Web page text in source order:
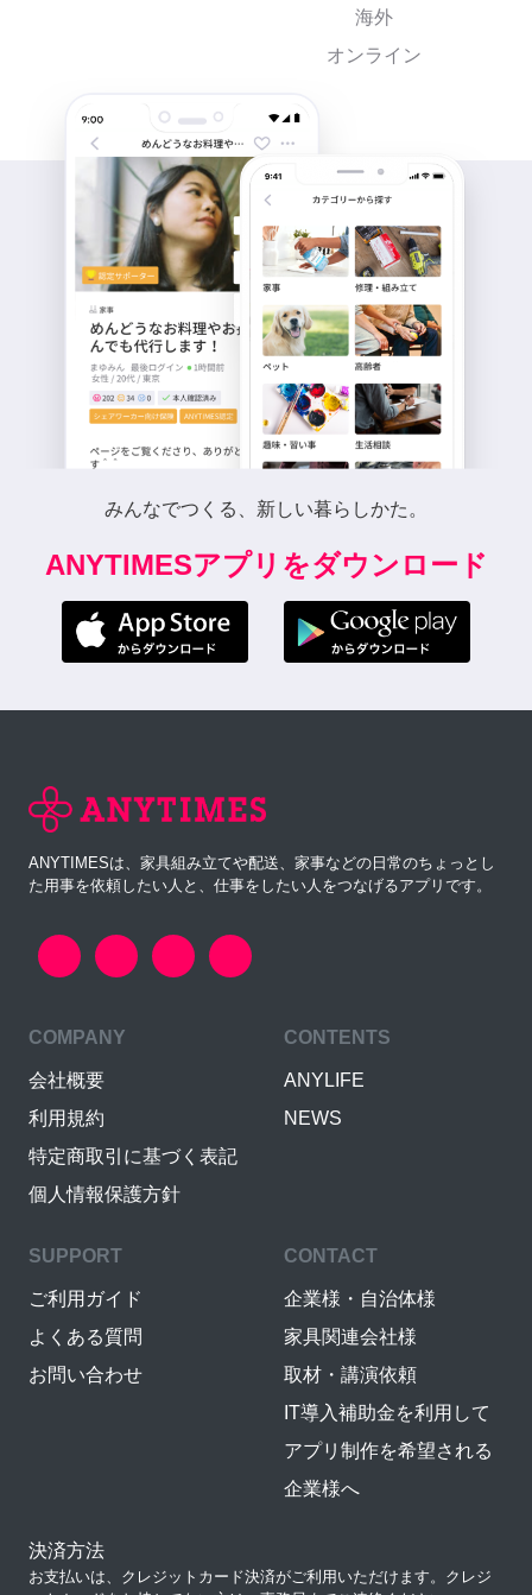
海外
オンライン
みんなでつくる、新しい暮らしかた。
ANYTIMESアプリをダウンロード
ANYTIMESは、家具組み立てや配送、家事などの日常のちょっとし
た用事を依頼したい人と、仕事をしたい人をつなげるアプリです。
COMPANY
会社概要
利用規約
特定商取引に基づく表記
個人情報保護方針
CONTENTS
ANYLIFE
NEWS
SUPPORT
ご利用ガイド
よくある質問
お問い合わせ
CONTACT
企業様・自治体様
家具関連会社様
取材・講演依頼
IT導入補助金を利用して
アプリ制作を希望される
企業様へ
決済方法
お支払いは、クレジットカード決済がご利用いただけます。クレジ